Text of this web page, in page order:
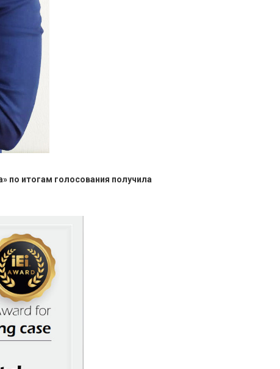
итогам голосования получила